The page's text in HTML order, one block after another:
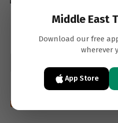
Middle East
Download our free
wherever
App Store